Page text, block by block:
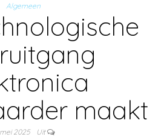
Algemeen
maakt
mei 2025 Uit